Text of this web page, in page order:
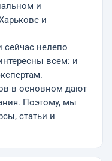
и
и
нелепо
всем: и
в основном дают
Поэтому, мы
статьи и